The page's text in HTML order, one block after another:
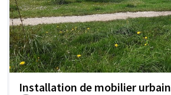
Installation de mobilier urbain